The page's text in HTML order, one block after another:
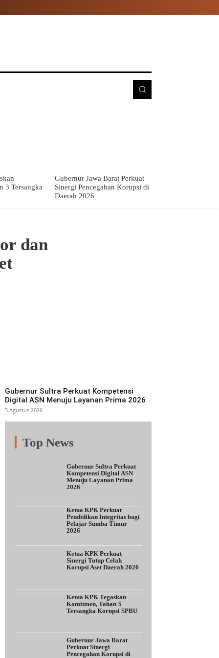
3 Tersangka
Gubernur Jawa Barat Perkuat
Sinergi Pencegahan Korupsi di
Daerah 2026
dan
Gubernur Sultra Perkuat Kompetensi
Digital ASN Menuju Layanan Prima 2026
5 Agustus 2026
Top News
Fitur Populer
Gubernur Sultra Perkuat
Kompetensi Digital ASN
Menuju Layanan Prima
2026
Ketua KPK Perkuat
Pendidikan Integritas bagi
Pelajar Sumba Timur
2026
Ketua KPK Perkuat
Sinergi Tutup Celah
Korupsi Aset Daerah 2026
Ketua KPK Tegaskan
Komitmen, Tahan 3
Tersangka Korupsi SPBU
Gubernur Jawa Barat
Perkuat Sinergi
Pencegahan Korupsi di